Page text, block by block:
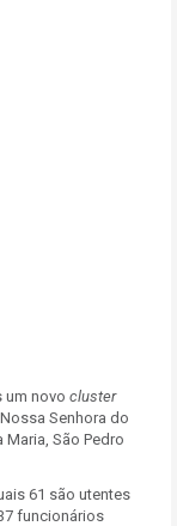
um novo cluster
Senhora do
Maria, São Pedro
61 são utentes
funcionários